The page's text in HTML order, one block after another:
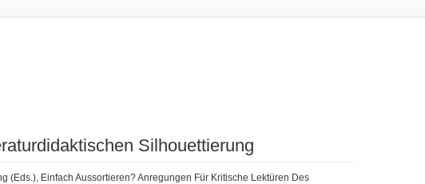
Silhouettierung
(Eds.), Einfach Aussortieren? Anregungen Für Kritische Lektüren Des